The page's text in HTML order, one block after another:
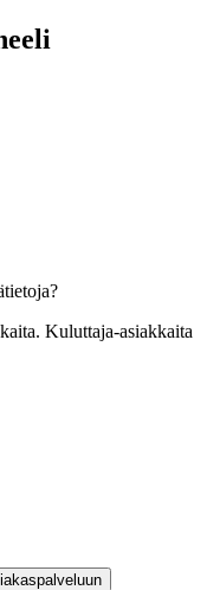
Kuluttaja-asiakkaita